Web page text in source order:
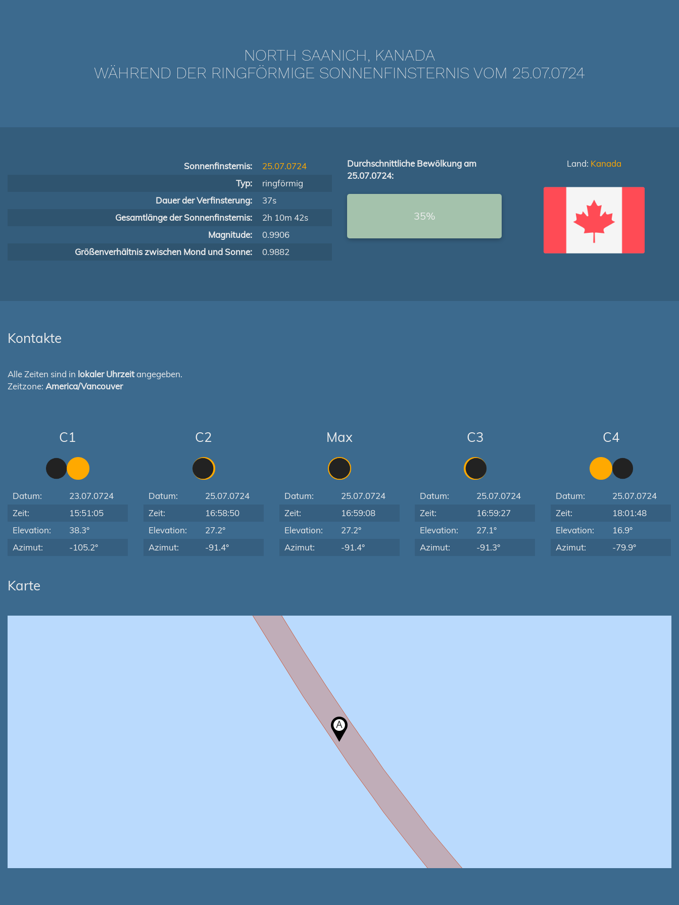
NORTH SAANICH, KANADA
WÄHREND DER RINGFÖRMIGE SONNENFINSTERNIS VOM 25.07.0724
Sonnenfinsternis:
25.07.0724
Typ:
ringförmig
Dauer der Verfinsterung:
37s
Gesamtlänge der Sonnenfinsternis:
2h 10m 42s
Magnitude:
0.9906
Größenverhältnis zwischen Mond und Sonne:
0.9882
Durchschnittliche Bewölkung am
25.07.0724:
35%
Land: Kanada
Kontakte
Alle Zeiten sind in lokaler Uhrzeitangegeben.
Zeitzone: America/Vancouver
C1
Datum:
23.07.0724
Zeit:
15:51:05
Elevation:
38.3°
Azimut:
-105.2°
C2
Datum:
25.07.0724
Zeit:
16:58:50
Elevation:
27.2°
Azimut:
-91.4°
Max
Datum:
25.07.0724
Zeit:
16:59:08
Elevation:
27.2°
Azimut:
-91.4°
C3
Datum:
25.07.0724
Zeit:
16:59:27
Elevation:
27.1°
Azimut:
-91.3°
C4
Datum:
25.07.0724
Zeit:
18:01:48
Elevation:
16.9°
Azimut:
-79.9°
Karte